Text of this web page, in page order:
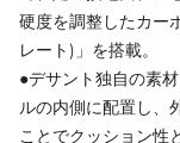
硬度を調整したカー
レート)」を搭載。
●デサント独自の素
ルの内側に配置し、
ことでクッション性